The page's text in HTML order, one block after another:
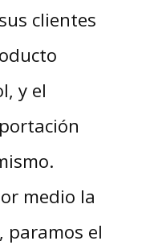
clientes
y el
medio la
paramos el